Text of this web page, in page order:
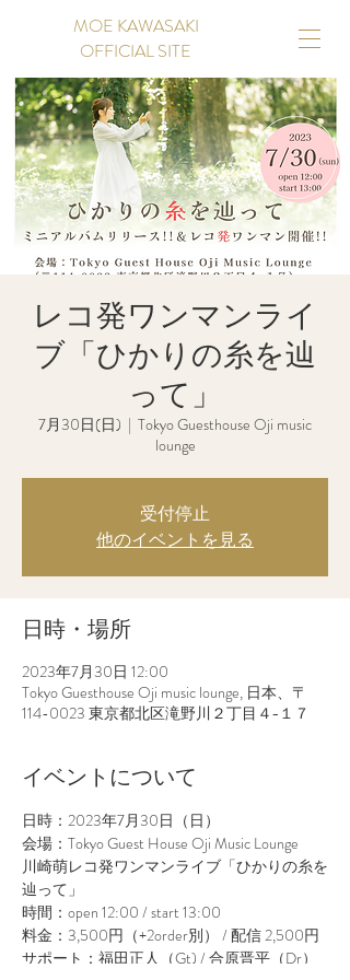
MOE KAWASAKI
OFFICIAL SITE
レコ発ワンマンライ
ブ「ひかりの糸を辿
って」
7月30日(日)
  |
Tokyo Guesthouse Oji music
lounge
受付停止
他のイベントを見る
日時・場所
2023年7月30日 12:00
Tokyo Guesthouse Oji music lounge, 日本、〒
114-0023 東京都北区滝野川２丁目４−１７
イベントについて
日時：2023年7月30日（日）
会場：Tokyo Guest House Oji Music Lounge
川崎萌レコ発ワンマンライブ「ひかりの糸を
辿って」
時間：open 12:00 / start 13:00
料金：3,500円（+2order別） / 配信 2,500円
サポート：福田正人（Gt) / 合原晋平（Dr）